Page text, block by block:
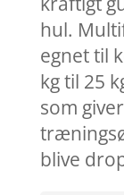
hul.
egnet til
kg til 25
som
blive